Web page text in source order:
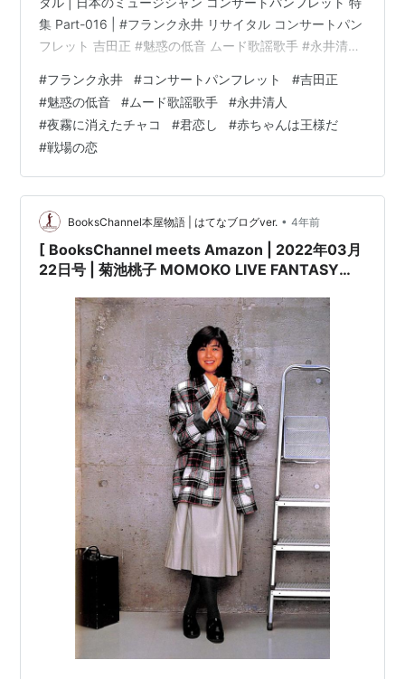
集 Part-016 | #フランク永井 リサイタル コンサートパン
フレット 吉田正 #魅惑の低音 ムード歌謡歌手 #永井清人
ンク永井 リサイタル [コンサートパンフレット]コンディ
ション:中古 可コンディション説明文:※古書「可」。[コ
ンサートパンフレット][※発行所:ビクター][※1963年11月
3日LIVE TOUR][※経年に…
#フランク永井 #コンサートパンフレット #吉田正
#魅惑の低音 #ムード歌謡歌手 #永井清人
#夜霧に消えたチャコ #君恋し #赤ちゃんは王様だ
#戦場の恋
BooksChannel本屋物語 | はてなブログver. • 4年前
[ BooksChannel meets Amazon | 2022年03月
22日号 | 菊池桃子 MOMOKO LIVE FANTASY
レット 特集 Part-015 | #菊池桃子 #MOMOKO
#KIKUCHIMOMOKO 他 |